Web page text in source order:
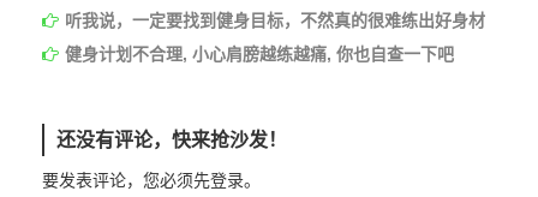
听我说，一定要找到健身目标，不然真的很难练出好身材
健身计划不合理, 小心肩膀越练越痛, 你也自查一下吧
还没有评论，快来抢沙发！
要发表评论，您必须先登录。